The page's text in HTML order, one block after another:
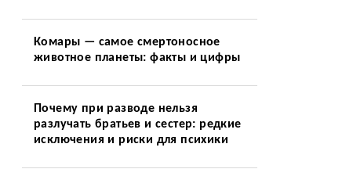
Комары — самое смертоносное
животное планеты: факты и цифры
Почему при разводе нельзя
разлучать братьев и сестер: редкие
исключения и риски для психики